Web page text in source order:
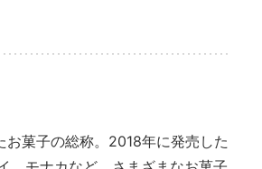
菓子の総称。2018年に発売した